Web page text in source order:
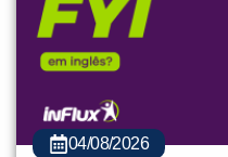
04/08/2026